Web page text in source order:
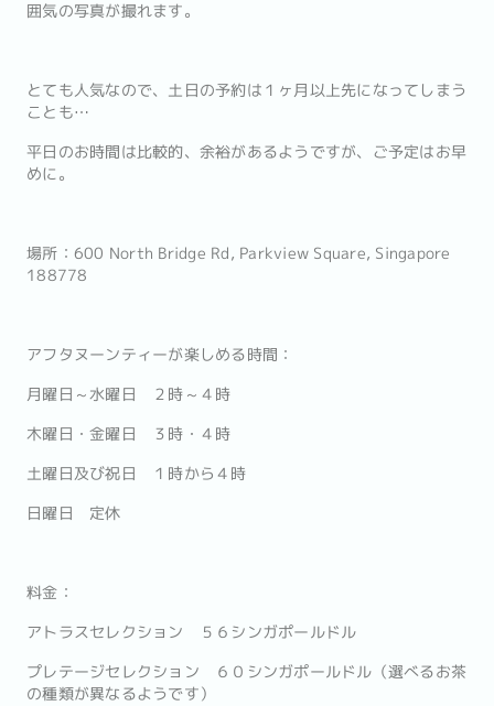
囲気の写真が撮れます。
とても人気なので、土日の予約は１ヶ月以上先になってしまう
ことも…
平日のお時間は比較的、余裕があるようですが、ご予定はお早
めに。
場所：600 North Bridge Rd, Parkview Square, Singapore
188778
アフタヌーンティーが楽しめる時間：
月曜日～水曜日 ２時～４時
木曜日・金曜日 ３時・４時
土曜日及び祝日 １時から４時
日曜日 定休
料金：
アトラスセレクション ５６シンガポールドル
プレテージセレクション ６０シンガポールドル（選べるお茶
の種類が異なるようです）